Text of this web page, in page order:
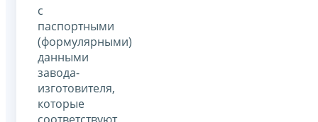
с
паспортными
(формулярными)
данными
завода-
изготовителя,
которые
соответствуют